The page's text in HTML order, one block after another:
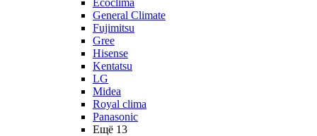
Ecoclima
General Climate
Fujimitsu
Gree
Hisense
Kentatsu
LG
Midea
Royal clima
Panasonic
Ещё 13